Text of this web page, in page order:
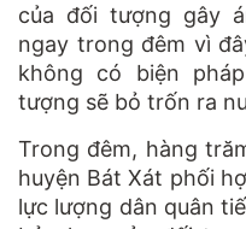
của đối tượng gây
ngay trong đêm vì
không có biện
tượng sẽ bỏ trốn ra
Trong đêm, hàng
huyện Bát Xát phối
lực lượng dân quân